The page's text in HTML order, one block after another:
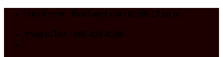
Skip
เวลาทำการ : จันทร์-ศุกร์ เวลา 08:00-17.00 น.
สายด่วนโทร : 086-420-0366